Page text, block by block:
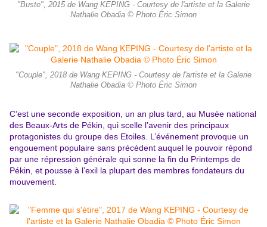
"Buste", 2015 de Wang KEPING - Courtesy de l'artiste et la Galerie
Nathalie Obadia © Photo Éric Simon
"Couple", 2018 de Wang KEPING - Courtesy de l'artiste et la Galerie
Nathalie Obadia © Photo Éric Simon
C’est une seconde exposition, un an plus tard, au Musée national
des Beaux-Arts de Pékin, qui scelle l’avenir des principaux
protagonistes du groupe des Etoiles. L’événement provoque un
engouement populaire sans précédent auquel le pouvoir répond
par une répression générale qui sonne la fin du Printemps de
Pékin, et pousse à l’exil la plupart des membres fondateurs du
mouvement.